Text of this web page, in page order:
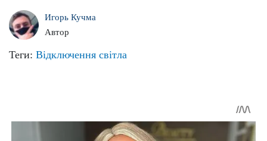
Игорь Кучма
Автор
Теги: Відключення світла